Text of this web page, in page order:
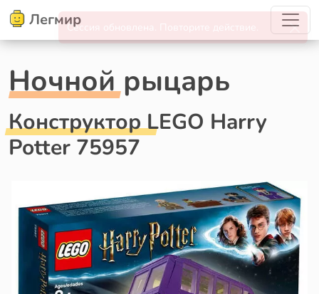
Легмир
Ночной рыцарь
Конструктор LEGO Harry
Potter 75957